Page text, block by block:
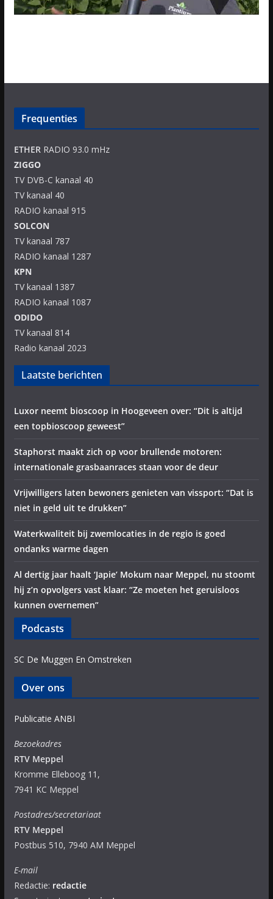
Frequenties
ETHERRADIO 93.0 mHz
ZIGGO
TV DVB-C kanaal 40
TV kanaal 40
RADIO kanaal 915
SOLCON
TV kanaal 787
RADIO kanaal 1287
KPN
TV kanaal 1387
RADIO kanaal 1087
ODIDO
TV kanaal 814
Radio kanaal 2023
Laatste berichten
Luxor neemt bioscoop in Hoogeveen over: “Dit is altijd
een topbioscoop geweest”
Staphorst maakt zich op voor brullende motoren:
internationale grasbaanraces staan voor de deur
Vrijwilligers laten bewoners genieten van vissport: “Dat is
niet in geld uit te drukken”
Waterkwaliteit bij zwemlocaties in de regio is goed
ondanks warme dagen
Al dertig jaar haalt ‘Japie’ Mokum naar Meppel, nu stoomt
hij z’n opvolgers vast klaar: “Ze moeten het geruisloos
kunnen overnemen”
Podcasts
SC De Muggen En Omstreken
Over ons
Publicatie ANBI
Bezoekadres
RTV Meppel
Kromme Elleboog 11,
7941 KC Meppel
Postadres/secretariaat
RTV Meppel
Postbus 510, 7940 AM Meppel
E-mail
Redactie: redactie